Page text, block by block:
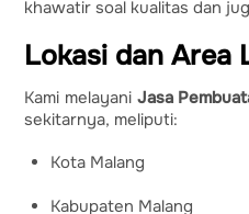
khawatir soal kualitas dan
Lokasi dan Area
Kami melayani Jasa
sekitarnya, meliputi:
Kota Malang
Kabupaten Malang